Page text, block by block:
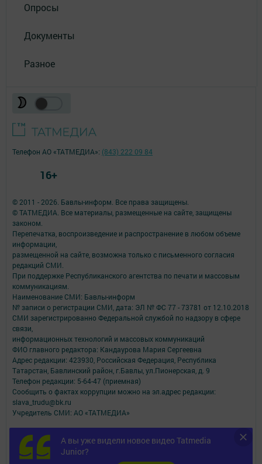
Опросы
Документы
Разное
А вы уже видели новое видео Tatmedia
Junior?
© 2011 - 2026. Бавлы-информ. Все права защищены.
© ТАТМЕДИА. Все материалы, размещенные на сайте, защищены
законом.
Перепечатка, воспроизведение и распространение в любом объеме
информации,
размещенной на сайте, возможна только с письменного согласия
редакций СМИ.
При поддержке Республиканского агентства по печати и массовым
коммуникациям.
Наименование СМИ: Бавлы-информ
№ записи о регистрации СМИ, дата: ЭЛ № ФС 77 - 73781 от 12.10.2018
СМИ зарегистрированно Федеральной службой по надзору в сфере
связи,
информационных технологий и массовых коммуникаций
ФИО главного редактора: Кандаурова Мария Сергеевна
Адрес редакции: 423930, Российская Федерация, Республика
Татарстан, Бавлинский район, г.Бавлы, ул.Пионерская, д. 9
Телефон редакции: 5-64-47 (приемная)
Сообщить о фактах коррупции можно на эл.адрес редакции:
slava_trudu@bk.ru
Учредитель СМИ: АО «ТАТМЕДИА»
Антикоррупционная политика
АО «ТАТМЕДИА» использует «cookie»для персонализации сервисов и
удобства пользователей сайтом.
Телефон АО «ТАТМЕДИА»: (843) 222 09 84
16+